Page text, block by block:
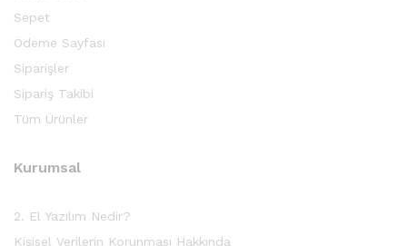
Sepet
Ödeme Sayfası
Siparişler
Sipariş Takibi
Tüm Ürünler
Kurumsal
2. El Yazılım Nedir?
Kişisel Verilerin Korunması Hakkında